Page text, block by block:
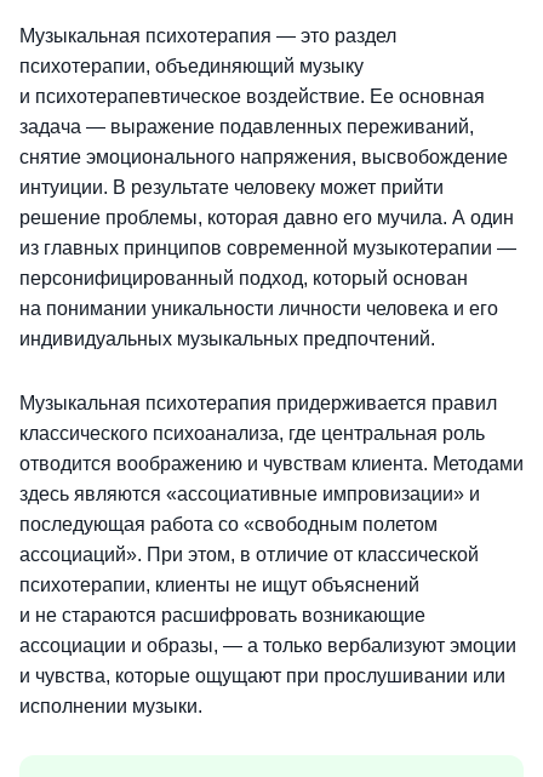
Музыкальная психотерапия — это раздел
психотерапии, объединяющий музыку
и психотерапевтическое воздействие. Ее основная
задача — выражение подавленных переживаний,
снятие эмоционального напряжения, высвобождение
интуиции. В результате человеку может прийти
решение проблемы, которая давно его мучила. А один
из главных принципов современной музыкотерапии —
персонифицированный подход, который основан
на понимании уникальности личности человека и его
индивидуальных музыкальных предпочтений.
Музыкальная психотерапия придерживается правил
классического психоанализа, где центральная роль
отводится воображению и чувствам клиента. Методами
здесь являются «ассоциативные импровизации» и
последующая работа со «свободным полетом
ассоциаций». При этом, в отличие от классической
психотерапии, клиенты не ищут объяснений
и не стараются расшифровать возникающие
ассоциации и образы, — а только вербализуют эмоции
и чувства, которые ощущают при прослушивании или
исполнении музыки.